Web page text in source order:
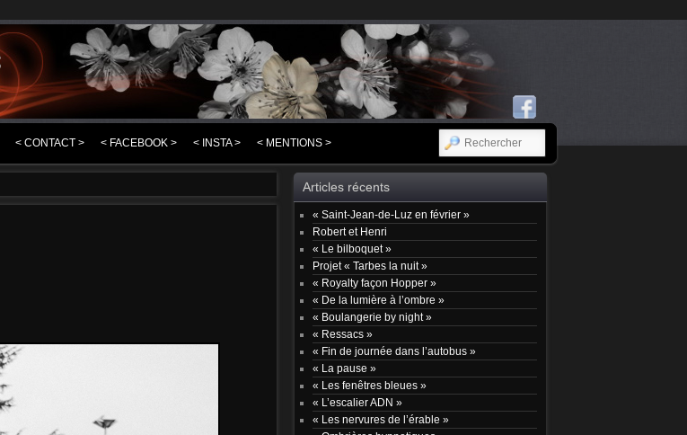
< CONTACT > < FACEBOOK > < INSTA > < MENTIONS > RECHERCHER
Articles récents
« Saint-Jean-de-Luz en février »
Robert et Henri
« Le bilboquet »
Projet « Tarbes la nuit »
« Royalty façon Hopper »
« De la lumière à l’ombre »
« Boulangerie by night »
« Ressacs »
« Fin de journée dans l’autobus »
« La pause »
« Les fenêtres bleues »
« L’escalier ADN »
« Les nervures de l’érable »